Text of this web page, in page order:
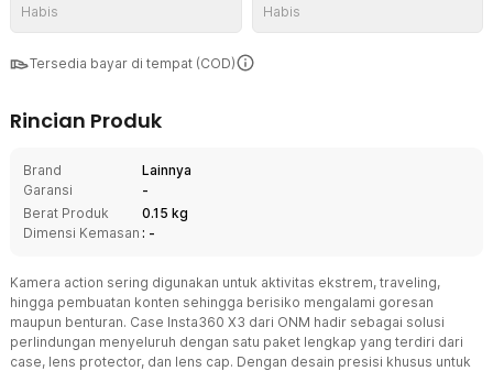
Habis Habis
Tersedia bayar di tempat (COD)
Rincian Produk
Brand
Lainnya
Garansi
-
Berat Produk
0.15 kg
Dimensi Kemasan : -
Kamera action sering digunakan untuk aktivitas ekstrem, traveling,
hingga pembuatan konten sehingga berisiko mengalami goresan
maupun benturan. Case Insta360 X3 dari ONM hadir sebagai solusi
perlindungan menyeluruh dengan satu paket lengkap yang terdiri dari
case, lens protector, dan lens cap. Dengan desain presisi khusus untuk